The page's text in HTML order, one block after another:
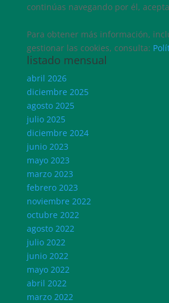
continúas navegando por él,
Para obtener más información,
gestionar las cookies, consulta:
listado mensual
abril 2026
diciembre 2025
agosto 2025
julio 2025
diciembre 2024
junio 2023
mayo 2023
marzo 2023
febrero 2023
noviembre 2022
octubre 2022
agosto 2022
julio 2022
junio 2022
mayo 2022
abril 2022
marzo 2022